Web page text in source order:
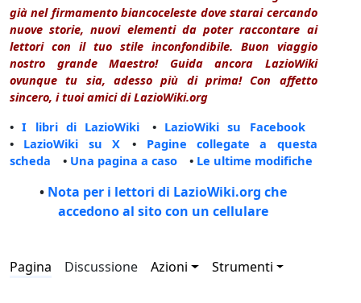
già nel firmamento biancoceleste dove starai cercando
nuove storie, nuovi elementi da poter raccontare ai
lettori con il tuo stile inconfondibile. Buon viaggio
nostro grande Maestro! Guida ancora LazioWiki
ovunque tu sia, adesso più di prima! Con affetto
sincero, i tuoi amici di LazioWiki.org
•I libri di LazioWiki • LazioWiki su Facebook
• LazioWiki su X • Pagine collegate a questa
scheda • Una pagina a caso • Le ultime modifiche
• Nota per i lettori di LazioWiki.org che
accedono al sito con un cellulare
Pagina Discussione Azioni Strumenti